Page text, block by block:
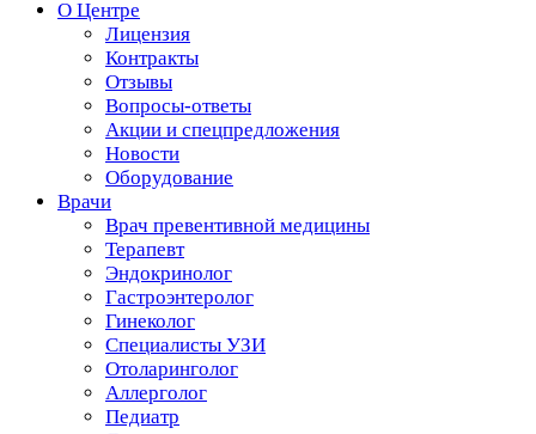
О Центре
Лицензия
Контракты
Отзывы
Вопросы-ответы
Акции и спецпредложения
Новости
Оборудование
Врачи
Врач превентивной медицины
Терапевт
Эндокринолог
Гастроэнтеролог
Гинеколог
Специалисты УЗИ
Отоларинголог
Аллерголог
Педиатр